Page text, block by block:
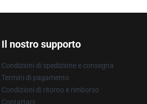
Il nostro supporto
Condizioni di spedizione e consegna
Termini di pagamento
Condizioni di ritorno e rimborso
Contattaci